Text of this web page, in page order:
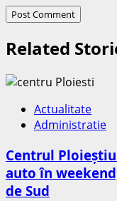
Related
Actualitate
Administratie
Centrul
auto în
de Sud